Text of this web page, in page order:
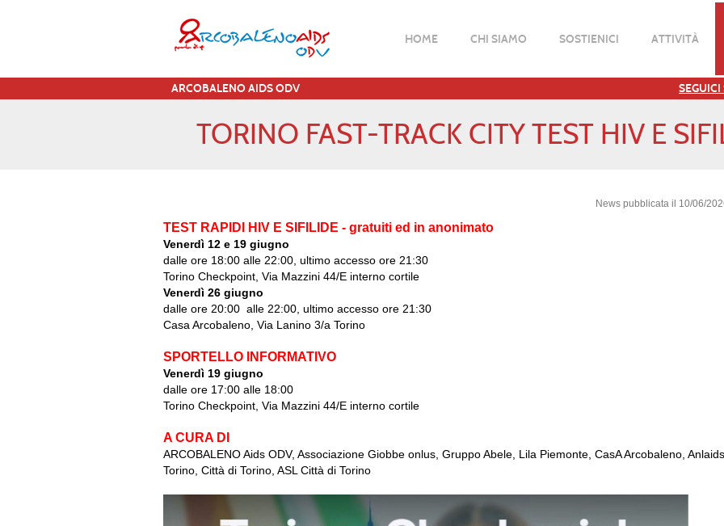
HOME CHI SIAMO SOSTIENICI ATTIVITÀ
ARCOBALENO AIDS ODV
TORINO FAST-TRACK CITY TEST HIV E
News pubblicata il 10/06/
TEST RAPIDI HIV E SIFILIDE - gratuiti ed in anonimato
Venerdì 12 e 19 giugno
dalle ore 18:00 alle 22:00, ultimo accesso ore 21:30
Torino Checkpoint, Via Mazzini 44/E interno cortile
Venerdì 26 giugno
dalle ore 20:00 alle 22:00, ultimo accesso ore 21:30
Casa Arcobaleno, Via Lanino 3/a Torino
SPORTELLO INFORMATIVO
Venerdì 19 giugno
dalle ore 17:00 alle 18:00
Torino Checkpoint, Via Mazzini 44/E interno cortile
A CURA DI
ARCOBALENO Aids ODV, Associazione Giobbe onlus, Gruppo Abele, Lila Piemonte, CasA Arcobaleno, Anlaids
Torino, Città di Torino, ASL Città di Torino